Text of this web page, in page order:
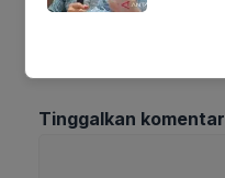
Ikuti kami :
Tinggalkan komentar